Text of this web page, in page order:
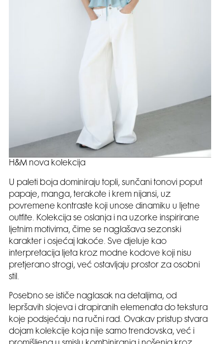
H&M nova kolekcija
U paleti boja dominiraju topli, sunčani tonovi poput
papaje, manga, terakote i krem nijansi, uz
povremene kontraste koji unose dinamiku u ljetne
outfite. Kolekcija se oslanja i na uzorke inspirirane
ljetnim motivima, čime se naglašava sezonski
karakter i osjećaj lakoće. Sve djeluje kao
interpretacija ljeta kroz modne kodove koji nisu
pretjerano strogi, već ostavljaju prostor za osobni
stil.
Posebno se ističe naglasak na detaljima, od
lepršavih slojeva i drapiranih elemenata do tekstura
koje podsjećaju na ručni rad. Ovakav pristup stvara
dojam kolekcije koja nije samo trendovska, već i